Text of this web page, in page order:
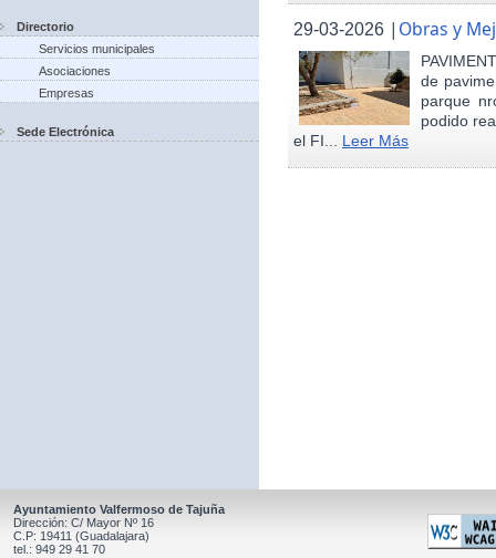
Directorio
Servicios municipales
Asociaciones
Empresas
Sede Electrónica
29-03-2026 | Obras y
de
parque
podido
el FI... Leer Más
Ayuntamiento Valfermoso de Tajuña
Dirección: C/ Mayor Nº 16
C.P: 19411 (Guadalajara)
tel.: 949 29 41 70